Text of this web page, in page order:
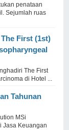
penataan
Sejumlah ruas
First (1st)
The First
di Hotel ...
Tahunan
MSi
Jasa Keuangan